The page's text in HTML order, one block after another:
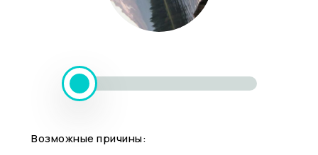
Возможные причины: